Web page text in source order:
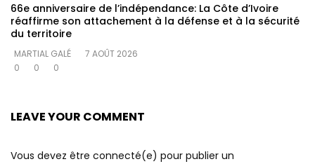
66e anniversaire de l’indépendance: La Côte d’Ivoire
réaffirme son attachement à la défense et à la sécurité
du territoire
MARTIAL GALÉ
7 AOÛT 2026
0
0 0
LEAVE YOUR COMMENT
Vous devez être connecté(e) pour publier un